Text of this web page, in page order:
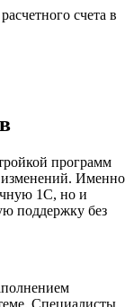
счета в
программ
изменений. Именно
1С, но и
поддержку без
Специалисты